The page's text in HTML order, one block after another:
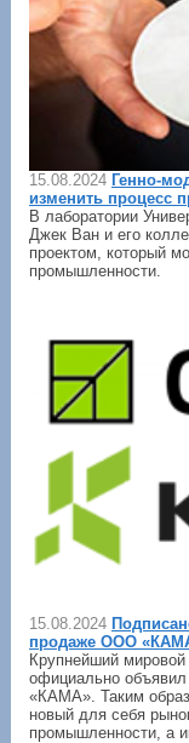
15.08.2024 Генно-
изменить процесс
В лаборатории
Джек Ван и его
проектом, который
промышленности.
15.08.2024
продаже ООО
Крупнейший
официально объявил
«КАМА». Таким
новый для себя
промышленности, а